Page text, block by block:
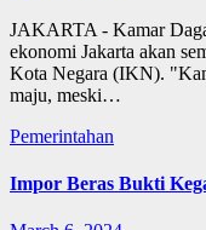
JAKARTA - Kamar
ekonomi Jakarta akan
Kota Negara (IKN).
maju, meski…
Pemerintahan
Impor Beras Bukti